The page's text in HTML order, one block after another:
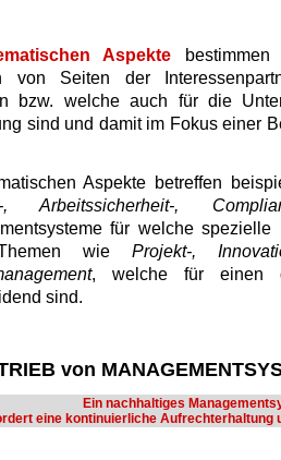
Aspekte bestimmen
von Seiten der
bzw. welche auch für die
sind und damit im Fokus einer
Aspekte betreffen
, Arbeitssicherheit-,
für welche
wie Projekt-,
, welche für einen
sind.
von
Ein nachhaltiges
eine kontinuierliche Aufrechterhaltung